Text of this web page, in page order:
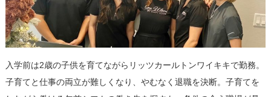
入学前は2歳の子供を育てながらリッツカールトンワイキキで勤務。
子育てと仕事の両立が難しくなり、やむなく退職を決断。子育てを